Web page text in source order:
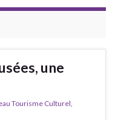
une
Tourisme Culturel,